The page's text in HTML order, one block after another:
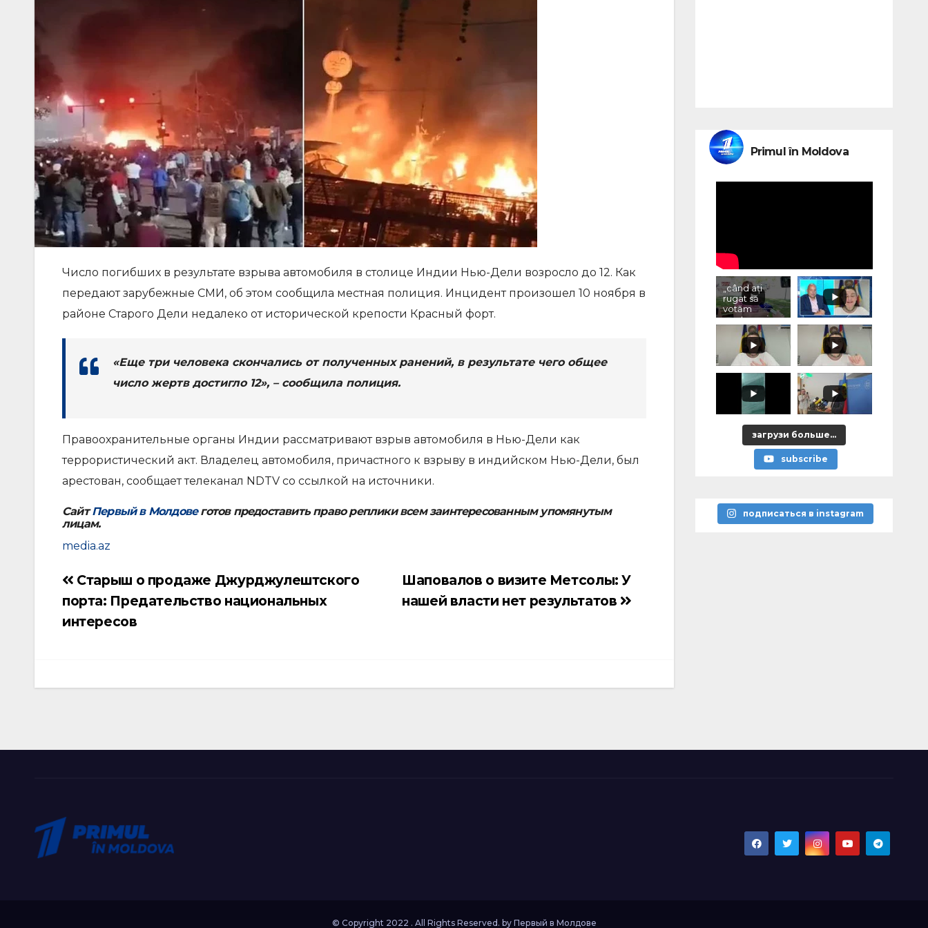
Число погибших в результате взрыва автомобиля в столице Индии Нью-Дели возросло до 12. Как
передают зарубежные СМИ, об этом сообщила местная полиция. Инцидент произошел 10 ноября в
районе Старого Дели недалеко от исторической крепости Красный форт.
«Еще три человека скончались от полученных ранений, в результате чего общее
число жертв достигло 12», – сообщила полиция.
Правоохранительные органы Индии рассматривают взрыв автомобиля в Нью-Дели как
террористический акт. Владелец автомобиля, причастного к взрыву в индийском Нью-Дели, был
арестован, сообщает телеканал NDTV со ссылкой на источники.
СайтПервый в Молдовеготов предоставить право реплики всем заинтересованным упомянутым
лицам.
media.az
Навигация
по
Шаповалов о визите Метсолы: У
нашей власти нет результатов
Старыш о продаже Джурджулештского
порта: Предательство национальных
интересов
Primul în Moldova
„când ați
rugat să
votăm
pentru voi,
ce ați
promis?"
загрузи больше...
subscribe
подписаться в instagram
© Copyright 2022 . All Rights Reserved. by Первый в Молдове